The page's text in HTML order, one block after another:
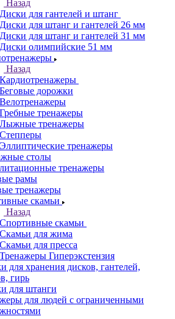
Назад
Диски для гантелей и штанг
Диски для штанг и гантелей 26 мм
Диски для штанг и гантелей 31 мм
Диски олимпийские 51 мм
Назад
Кардиотренажеры
Беговые дорожки
Велотренажеры
Гребные тренажеры
Лыжные тренажеры
Степперы
Эллиптические тренажеры
столы
тренажеры
рамы
тренажеры
скамьи
Назад
Спортивные скамьи
Скамьи для жима
Скамьи для пресса
Тренажеры Гиперэкстензия
для хранения дисков, гантелей,
гирь
для штанги
для людей с ограниченными